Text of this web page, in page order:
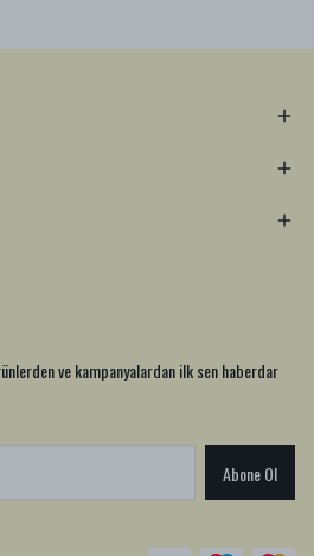
ve kampanyalardan ilk sen haberdar
Abone Ol